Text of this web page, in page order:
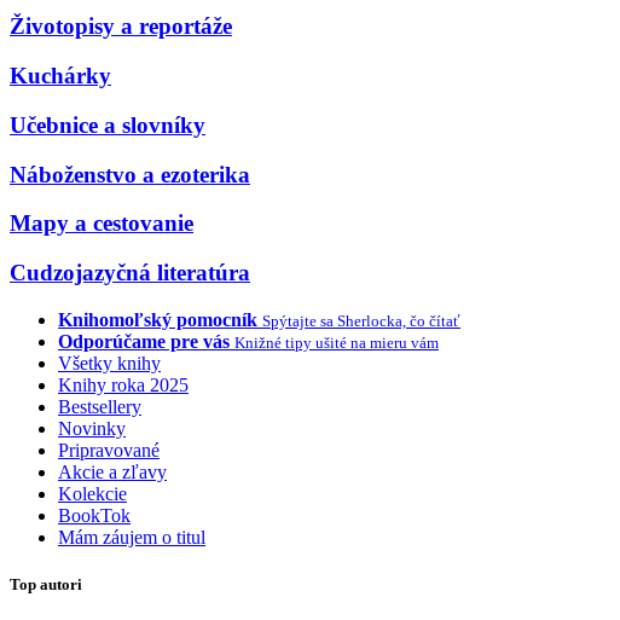
Životopisy a reportáže
Kuchárky
Učebnice a slovníky
Náboženstvo a ezoterika
Mapy a cestovanie
Cudzojazyčná literatúra
Knihomoľský pomocník Spýtajte sa Sherlocka, čo čítať
Odporúčame pre vás Knižné tipy ušité na mieru vám
Všetky knihy
Knihy roka 2025
Bestsellery
Novinky
Pripravované
Akcie a zľavy
Kolekcie
BookTok
Mám záujem o titul
Top autori